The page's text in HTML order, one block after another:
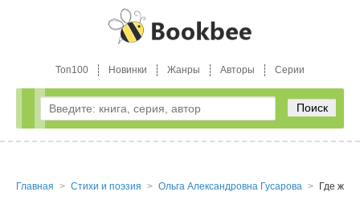
Топ100 Новинки Жанры Авторы Серии
Поиск
Главная Стихи и поэзия Ольга Александровна Гусарова Где